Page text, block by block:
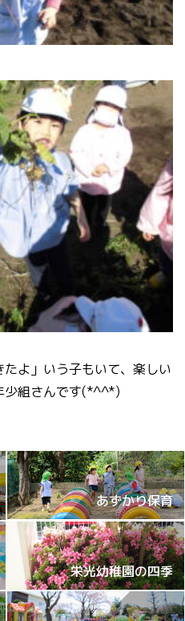
よ」いう子もいて、楽しい
少組さんです(*^^*)
あずかり保育
栄光幼稚園の四季